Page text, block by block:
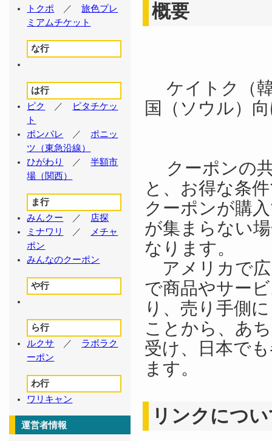
概要
ケイトク（韓
国（ソウル）
クーポンの共
と、お得な条
クーポンが購
が集まらない
なります。
アメリカで広
で商品やサー
り、売り手側
ことから、あ
受け、日本で
ます。
リンクにつ
トクポ ／旅色プレ
ミアムチケット
な行
は行
ピク
／ ピタチケッ
ト
ポンパレ ／ ポニッ
ツ（東急沿線）
ひがわり
／半額市
場（関西）
ま行
みんクー ／ 店探
ミナワリ
／
メチャ
ポン
みんなのクーポン
や行
ら行
ルクサ ／ ラボラク
ーポン
わ行
ワリキャン
運営者情報